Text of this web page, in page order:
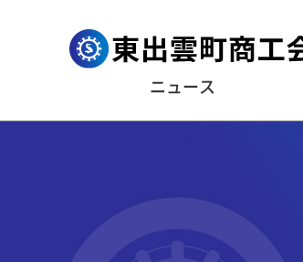
ニュース